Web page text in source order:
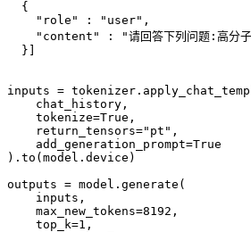
  {
"role"
: "user" ,
"content"
:
"请回答下列问题:高分
  }]
inputs =
    chat_history,
    tokenize=
True ,
    return_tensors=
"pt" ,
    add_generation_prompt=
True
).to(model.device)
outputs = model.generate(
    inputs,
    max_new_tokens=
8192 ,
    top_k=
1 ,